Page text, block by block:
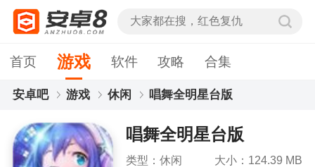
首页 游戏 软件 攻略 合集
安卓吧 游戏 休闲 唱舞全明星台版
唱舞全明星台版
类型：休闲
大小：124.39 MB